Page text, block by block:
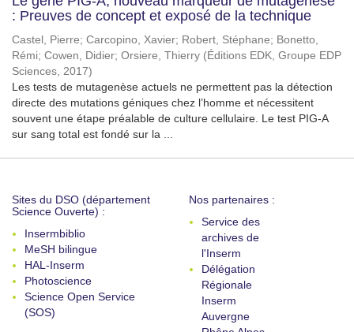
: Preuves de concept et exposé de la technique
Castel, Pierre; Carcopino, Xavier; Robert, Stéphane; Bonetto,
Rémi; Cowen, Didier; Orsiere, Thierry (Éditions EDK, Groupe EDP
Sciences, 2017)
Les tests de mutagenèse actuels ne permettent pas la détection
directe des mutations géniques chez l’homme et nécessitent
souvent une étape préalable de culture cellulaire. Le test PIG-A
sur sang total est fondé sur la ...
Sites du DSO (département
Science Ouverte) :
Insermbiblio
MeSH bilingue
HAL-Inserm
Photoscience
Science Open Service
(SOS)
Nos partenaires :
Service des
archives de
l'Inserm
Délégation
Régionale
Inserm
Auvergne